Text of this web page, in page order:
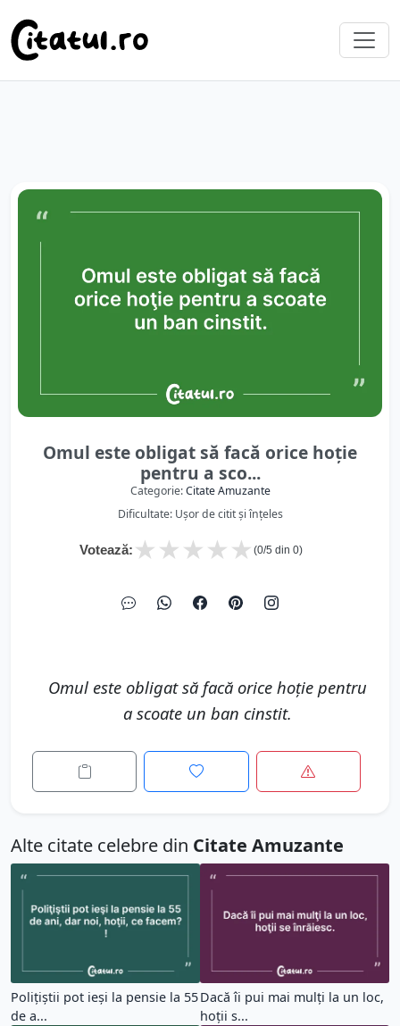
Omul este obligat să facă orice hoţie
pentru a sco...
Categorie:Citate Amuzante
Dificultate: Ușor de citit și înțeles
Votează: ★
★
★
★
★ (0/5 din 0)
Omul este obligat să facă orice hoţie pentru
a scoate un ban cinstit.
Alte citate celebre din Citate Amuzante
Poliţiştii pot ieşi la pensie la 55
de a...
Dacă îi pui mai mulţi la un loc,
hoţii s...